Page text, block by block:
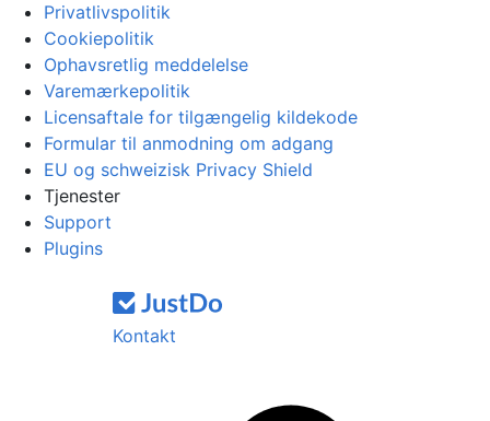
Privatlivspolitik
Cookiepolitik
Ophavsretlig meddelelse
Varemærkepolitik
Licensaftale for tilgængelig kildekode
Formular til anmodning om adgang
EU og schweizisk Privacy Shield
Tjenester
Support
Plugins
Kontakt